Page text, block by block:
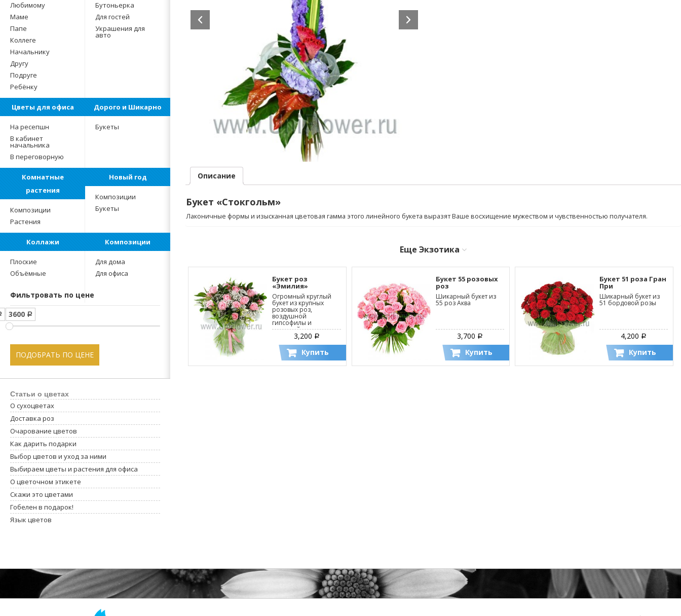
Любимому
Маме
Папе
Коллеге
Начальнику
Другу
Подруге
Ребёнку
Бутоньерка
Для гостей
Украшения для
авто
Цветы для офиса
На ресепшн
В кабинет
начальника
В переговорную
Дорого и Шикарно
Букеты
Комнатные
растения
Композиции
Растения
Новый год
Композиции
Букеты
Коллажи
Плоские
Объёмные
Композиции
Для дома
Для офиса
Фильтровать по цене
3600 Р
ПОДОБРАТЬ ПО ЦЕНЕ
Статьи о цветах
О сухоцветах
Доставка роз
Очарование цветов
Как дарить подарки
Выбор цветов и уход за ними
Выбираем цветы и растения для офиса
О цветочном этикете
Скажи это цветами
Гобелен в подарок!
Язык цветов
Описание
Букет «Стокгольм»
Лаконичные формы и изысканная цветовая гамма этого линейного букета выразят Ваше восхищение мужеством и чувственностью получателя.
Еще Экзотика
Букет роз
«Эмилия»
Огромный круглый
букет из крупных
розовых роз,
воздушной
гипсофилы и
изящной зелени
3,200 Р
Купить
Букет 55 розовых
роз
Шикарный букет из
55 роз Аква
3,700 Р
Купить
Букет 51 роза Гран
При
Шикарный букет из
51 бордовой розы
4,200 Р
Купить